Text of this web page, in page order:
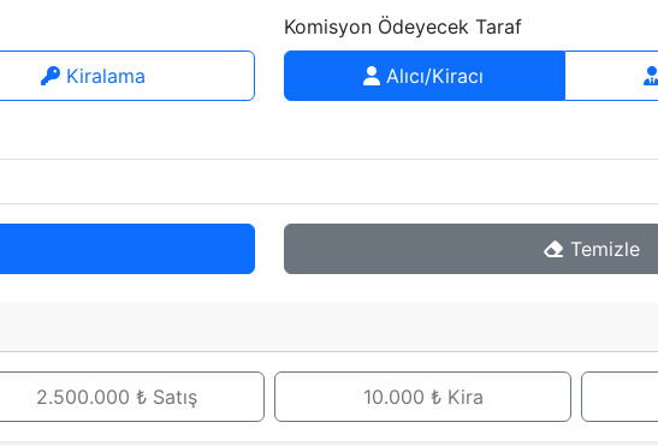
Kiralama
Komisyon Ödeyecek Taraf
Alıcı/Kiracı
Temizle
2.500.000 ₺ Satış 10.000 ₺ Kira